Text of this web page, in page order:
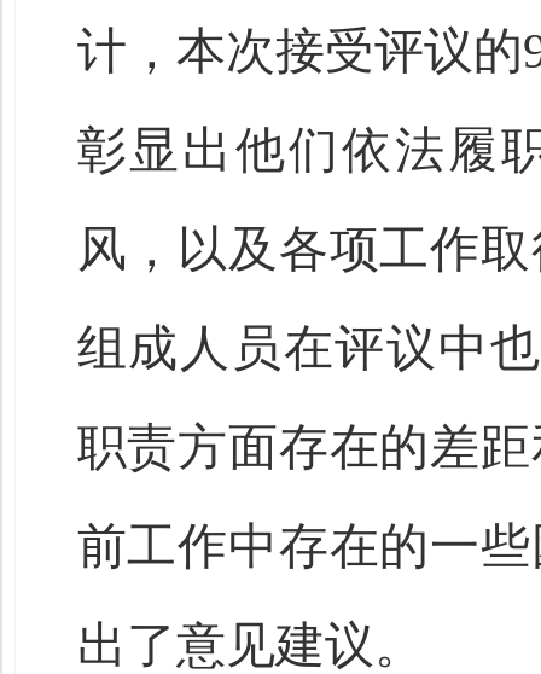
计，本次接受评议的
彰显出他们依法履
风，以及各项工作
组成人员在评议中
职责方面存在的差
前工作中存在的一
出了意见建议。